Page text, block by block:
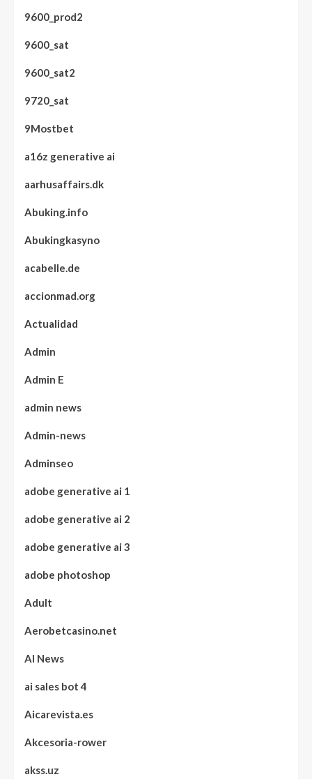
9600_prod2
9600_sat
9600_sat2
9720_sat
9Mostbet
a16z generative ai
aarhusaffairs.dk
Abuking.info
Abukingkasyno
acabelle.de
accionmad.org
Actualidad
Admin
Admin E
admin news
Admin-news
Adminseo
adobe generative ai 1
adobe generative ai 2
adobe generative ai 3
adobe photoshop
Adult
Aerobetcasino.net
AI News
ai sales bot 4
Aicarevista.es
Akcesoria-rower
akss.uz